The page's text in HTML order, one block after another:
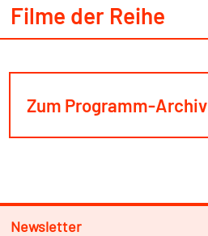
Filme der Reihe
Zum Programm-Archiv
Newsletter